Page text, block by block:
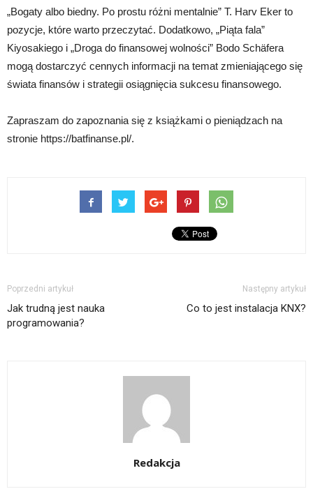
„Bogaty albo biedny. Po prostu różni mentalnie” T. Harv Eker to
pozycje, które warto przeczytać. Dodatkowo, „Piąta fala”
Kiyosakiego i „Droga do finansowej wolności” Bodo Schäfera
mogą dostarczyć cennych informacji na temat zmieniającego się
świata finansów i strategii osiągnięcia sukcesu finansowego.
Zapraszam do zapoznania się z książkami o pieniądzach na
stronie https://batfinanse.pl/.
Poprzedni artykuł
Jak trudną jest nauka
programowania?
Następny artykuł
Co to jest instalacja KNX?
Redakcja